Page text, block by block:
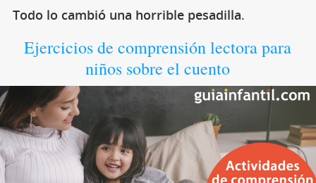
Todo lo cambió una horrible pesadilla.
Ejercicios de comprensión lectora para
niños sobre el cuento